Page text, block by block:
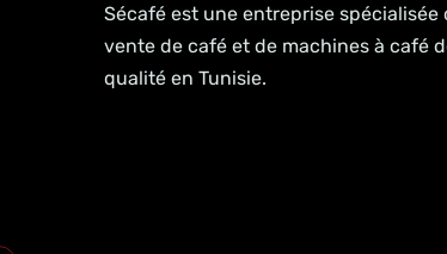
Sécafé est une entreprise spécialisée
vente de café et de machines à café
qualité en Tunisie.